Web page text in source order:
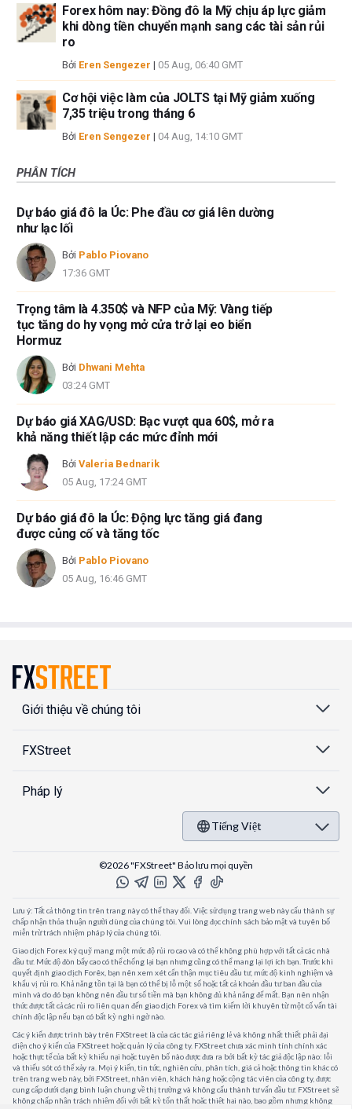
Forex hôm nay: Đồng đô la Mỹ chịu áp lực giảm
khi dòng tiền chuyển mạnh sang các tài sản rủi
ro
Bởi Eren Sengezer | 05 Aug, 06:40 GMT
Cơ hội việc làm của JOLTS tại Mỹ giảm xuống
7,35 triệu trong tháng 6
Bởi Eren Sengezer | 04 Aug, 14:10 GMT
PHÂN TÍCH
Dự báo giá đô la Úc: Phe đầu cơ giá lên dường
như lạc lối
Bởi Pablo Piovano
17:36 GMT
Trọng tâm là 4.350$ và NFP của Mỹ: Vàng tiếp
tục tăng do hy vọng mở cửa trở lại eo biển
Hormuz
Bởi Dhwani Mehta
03:24 GMT
Dự báo giá XAG/USD: Bạc vượt qua 60$, mở ra
khả năng thiết lập các mức đỉnh mới
Bởi Valeria Bednarik
05 Aug, 17:24 GMT
Dự báo giá đô la Úc: Động lực tăng giá đang
được củng cố và tăng tốc
Bởi Pablo Piovano
05 Aug, 16:46 GMT
Giới thiệu về chúng tôi
FXStreet
Pháp lý
Tiếng Việt
©2026 "FXStreet" Bảo lưu mọi quyền
Lưu ý: Tất cả thông tin trên trang này có thể thay đổi. Việc sử dụng trang web này cấu thành sự
chấp nhận thỏa thuận người dùng của chúng tôi. Vui lòng đọc chính sách bảo mật và tuyên bố
miễn trừ trách nhiệm pháp lý của chúng tôi.
Giao dịch Forex ký quỹ mang một mức độ rủi ro cao và có thể không phù hợp với tất cả các nhà
đầu tư. Mức độ đòn bẩy cao có thể chống lại bạn nhưng cũng có thể mang lại lợi ích bạn. Trước khi
quyết định giao dịch Forêx, bạn nên xem xét cẩn thận mục tiêu đầu tư, mức độ kinh nghiệm và
khẩu vị rủi ro. Khả năng tồn tại là bạn có thể bị lỗ một số hoặc tất cả khoản đầu tư ban đầu của
mình và do đó bạn không nên đầu tư số tiền mà bạn không đủ khả năng để mất. Bạn nên nhận
thức được tất cả các rủi ro liên quan đến giao dịch Forex và tìm kiếm lời khuyên từ một cố vấn tài
chính độc lập nếu bạn có bất kỳ nghi ngờ nào.
Các ý kiến được trình bày trên FXStreet là của các tác giả riêng lẻ và không nhất thiết phải đại
diện cho ý kiến của FXStreet hoặc quản lý của công ty. FXStreet chưa xác minh tính chính xác
hoặc thực tế của bất kỳ khiếu nại hoặc tuyên bố nào được đưa ra bởi bất kỳ tác giả độc lập nào: lỗi
và thiếu sót có thể xảy ra. Mọi ý kiến, tin tức, nghiên cứu, phân tích, giá cả hoặc thông tin khác có
trên trang web này, bởi FXStreet, nhân viên, khách hàng hoặc cộng tác viên của công ty, được
cung cấp dưới dạng bình luận chung về thị trường và không cấu thành tư vấn đầu tư. FXStreet sẽ
không chấp nhận trách nhiệm đối với bất kỳ tổn thất hoặc thiệt hại nào, bao gồm nhưng không